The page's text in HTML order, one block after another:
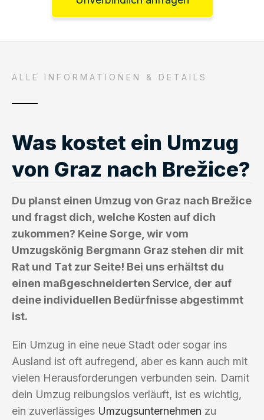
ALLE INFORMATIONEN & DETAILS
Was kostet ein Umzug
von Graz nach Brežice?
Du planst einen Umzug von Graz nach Brežice
und fragst dich, welche Kosten auf dich
zukommen? Keine Sorge, wir vom
Umzugskönig Bergmann Graz stehen dir mit
Rat und Tat zur Seite! Bei uns erhältst du
einen maßgeschneiderten Service , der auf
deine individuellen Bedürfnisse abgestimmt
ist.
Ein Umzug in eine neue Stadt oder sogar ins
Ausland ist oft aufregend, aber es kann auch mit
vielen Herausforderungen verbunden sein. Damit
dein Umzug reibungslos verläuft, ist es wichtig,
ein zuverlässiges Umzugsunternehmen zu